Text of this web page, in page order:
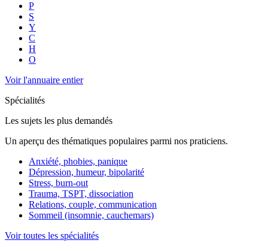
P
S
Y
C
H
O
Voir l'annuaire entier
Spécialités
Les sujets les plus demandés
Un aperçu des thématiques populaires parmi nos praticiens.
Anxiété, phobies, panique
Dépression, humeur, bipolarité
Stress, burn-out
Trauma, TSPT, dissociation
Relations, couple, communication
Sommeil (insomnie, cauchemars)
Voir toutes les spécialités